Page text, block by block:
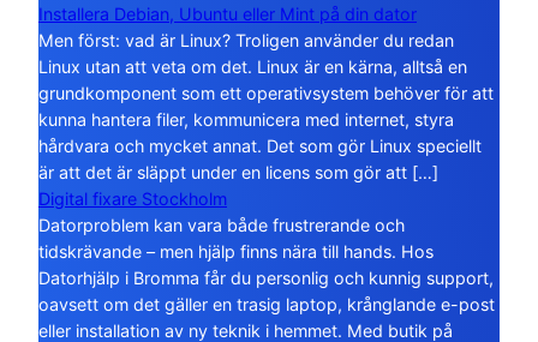
Installera Debian, Ubuntu eller Mint på din dator
Men först: vad är Linux? Troligen använder du redan
Linux utan att veta om det. Linux är en kärna, alltså en
grundkomponent som ett operativsystem behöver för att
kunna hantera filer, kommunicera med internet, styra
hårdvara och mycket annat. Det som gör Linux speciellt
är att det är släppt under en licens som gör att […]
Digital fixare Stockholm
Datorproblem kan vara både frustrerande och
tidskrävande – men hjälp finns nära till hands. Hos
Datorhjälp i Bromma får du personlig och kunnig support,
oavsett om det gäller en trasig laptop, krånglande e-post
eller installation av ny teknik i hemmet. Med butik på